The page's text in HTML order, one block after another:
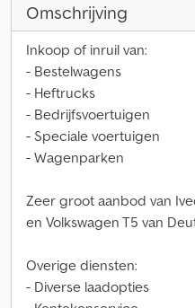
Omschrijving
Inkoop of inruil van:
- Bestelwagens
- Heftrucks
- Bedrijfsvoertuigen
- Speciale voertuigen
- Wagenparken
Zeer groot aanbod van
en Volkswagen T5 van
Overige diensten:
- Diverse laadopties